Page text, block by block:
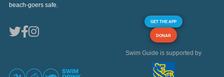
beach-goers safe.
GET THE APP
DONAR
Swim Guide is supported by